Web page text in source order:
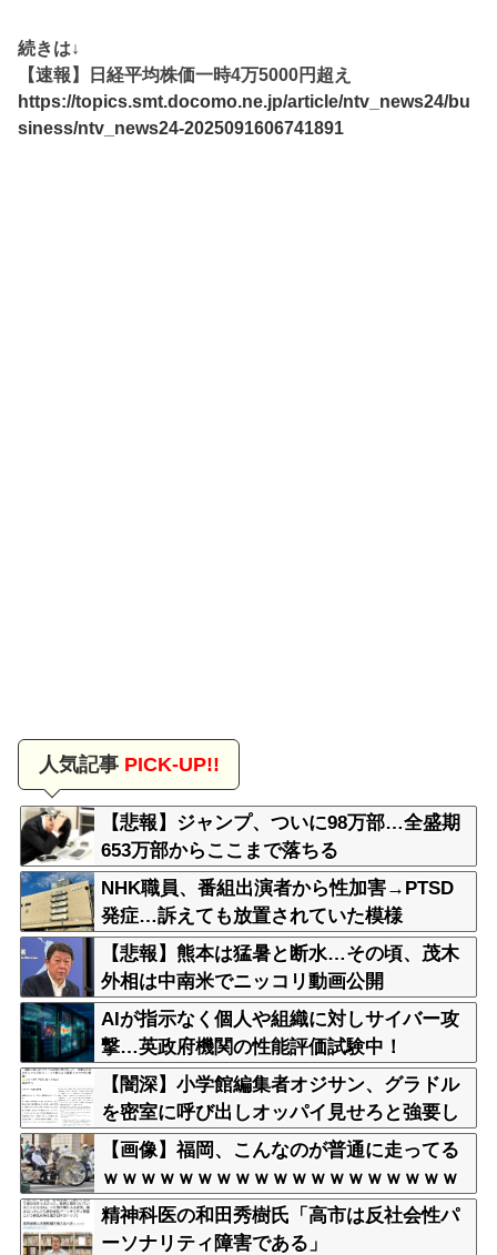
続きは↓
【速報】日経平均株価一時4万5000円超え
https://topics.smt.docomo.ne.jp/article/ntv_news24/bu
siness/ntv_news24-2025091606741891
人気記事PICK-UP!!
【悲報】ジャンプ、ついに98万部…全盛期
653万部からここまで落ちる
NHK職員、番組出演者から性加害→PTSD
発症…訴えても放置されていた模様
【悲報】熊本は猛暑と断水…その頃、茂木
外相は中南米でニッコリ動画公開
AIが指示なく個人や組織に対しサイバー攻
撃…英政府機関の性能評価試験中！
【闇深】小学館編集者オジサン、グラドル
を密室に呼び出しオッパイ見せろと強要し
脱がせるｗｗｗｗ
【画像】福岡、こんなのが普通に走ってる
ｗｗｗｗｗｗｗｗｗｗｗｗｗｗｗｗｗｗｗ
ｗｗｗｗｗｗｗｗｗｗｗｗｗｗｗｗｗｗｗ
ｗｗ
精神科医の和田秀樹氏「高市は反社会性パ
ーソナリティ障害である」